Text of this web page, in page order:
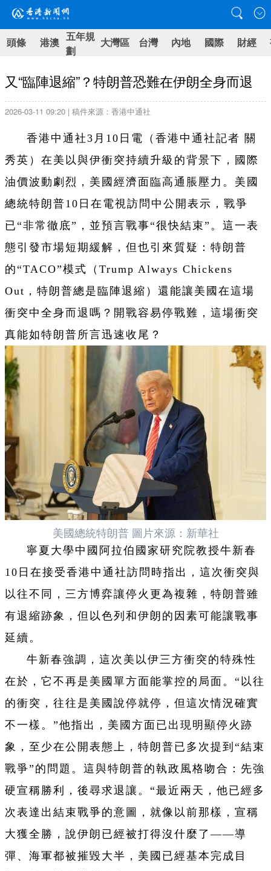
頭條 港澳 五年規
劃
大灣區 台灣 內地 國際 財經
又“臨陣退縮”？特朗普恐難在伊朗全身而退
2026-03-11 09:20 | 稿件來源：香港中通社
香港中通社3月10日電（ 香港中通社記者 關
秀英 ） 在美以與伊衝突持續升級的背景下，國際
油價波動劇烈，美國經濟面臨高通脹壓力。美國
總統特朗普10日在電視訪問中公開表示，戰爭
已“非常徹底”，並預言戰事“很快結束”。這一表
態引發市場短期緩解，但也引來質疑：特朗普
的“TACO”模式（Trump Always Chickens
Out，特朗普總是臨陣退縮）還能讓美國在這場
衝突中全身而退嗎？開戰容易停戰難，這場衝突
真能如特朗普所言迅速收尾？
美國總統特朗普 圖片來源：新華社
寧夏大學中國阿拉伯國家研究院教授牛新春
10日在接受香港中通社訪問時指出，這次衝突與
以往不同，三方博弈讓停火更為複雜，特朗普雖
有退縮跡象，但以色列和伊朗的因素可能讓戰事
延續。
牛新春強調，這次美以伊三方衝突的特殊性
在於，它不再是美國單方面能掌控的局面。“以往
的衝突，往往是美國說停就停，但這次情況確實
不一樣。”他指出，美國方面已出現明顯停火跡
象，至少在公開表態上，特朗普已多次提到“結束
戰爭”的問題。這與特朗普的執政風格吻合：先強
硬宣稱勝利，後尋求退讓。“最近兩天，他已經多
次表達出結束戰爭的意圖，就像以前那樣，宣稱
大獲全勝，說伊朗已經被打得沒什麼了——導
彈、海軍都被摧毀大半，美國已經基本完成目